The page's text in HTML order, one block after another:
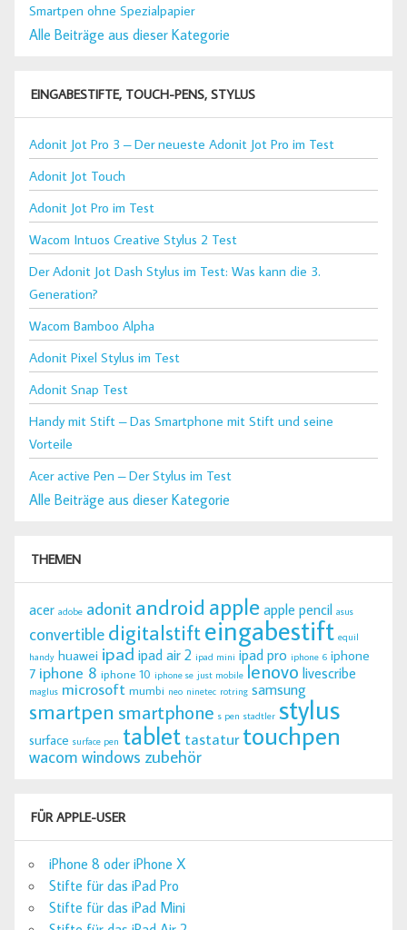
Smartpen ohne Spezialpapier
Alle Beiträge aus dieser Kategorie
EINGABESTIFTE, TOUCH-PENS, STYLUS
Adonit Jot Pro 3 – Der neueste Adonit Jot Pro im Test
Adonit Jot Touch
Adonit Jot Pro im Test
Wacom Intuos Creative Stylus 2 Test
Der Adonit Jot Dash Stylus im Test: Was kann die 3.
Generation?
Wacom Bamboo Alpha
Adonit Pixel Stylus im Test
Adonit Snap Test
Handy mit Stift – Das Smartphone mit Stift und seine
Vorteile
Acer active Pen – Der Stylus im Test
Alle Beiträge aus dieser Kategorie
THEMEN
acer adobe adonit android appleapple pencil asus
convertible digitalstifteingabestift equil
handy huawei ipad ipad air 2 ipad mini ipad pro iphone 6 iphone
7 iphone 8 iphone 10 iphone se just mobile lenovo livescribe
maglus microsoft mumbi neo ninetec rotring samsung
smartpen smartphone s pen stadtler stylus
surface surface pen tablet tastatur touchpen
wacom windows zubehör
FÜR APPLE-USER
iPhone 8 oder iPhone X
Stifte für das iPad Pro
Stifte für das iPad Mini